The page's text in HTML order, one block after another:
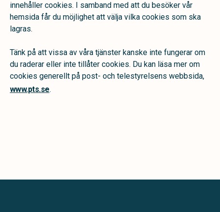
innehåller cookies. I samband med att du besöker vår
hemsida får du möjlighet att välja vilka cookies som ska
lagras.
Tänk på att vissa av våra tjänster kanske inte fungerar om
du raderar eller inte tillåter cookies. Du kan läsa mer om
cookies generellt på post- och telestyrelsens webbsida,
www.pts.se.